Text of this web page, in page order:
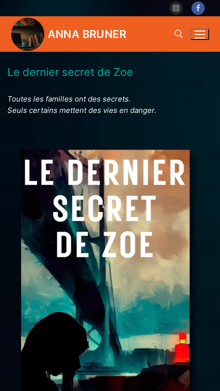
to
content
ANNA BRUNER
Search for:
Le dernier secret de Zoe
Toutes les familles ont des secrets.
Seuls certains mettent des vies en danger.